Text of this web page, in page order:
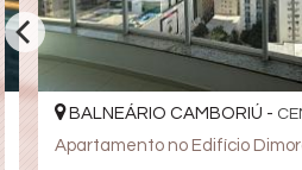
BALNEÁRIO CAMBORIÚ -
Apartamento no Edifício